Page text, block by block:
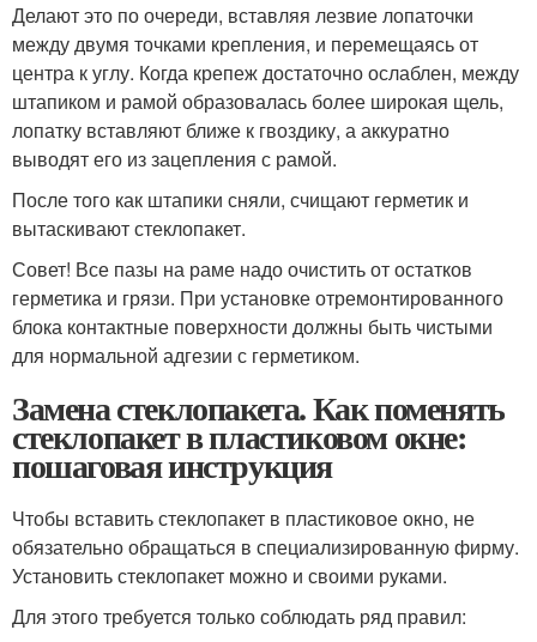
Делают это по очереди, вставляя лезвие лопаточки
между двумя точками крепления, и перемещаясь от
центра к углу. Когда крепеж достаточно ослаблен, между
штапиком и рамой образовалась более широкая щель,
лопатку вставляют ближе к гвоздику, а аккуратно
выводят его из зацепления с рамой.
После того как штапики сняли, счищают герметик и
вытаскивают стеклопакет.
Совет! Все пазы на раме надо очистить от остатков
герметика и грязи. При установке отремонтированного
блока контактные поверхности должны быть чистыми
для нормальной адгезии с герметиком.
Замена стеклопакета. Как поменять
стеклопакет в пластиковом окне:
пошаговая инструкция
Чтобы вставить стеклопакет в пластиковое окно, не
обязательно обращаться в специализированную фирму.
Установить стеклопакет можно и своими руками.
Для этого требуется только соблюдать ряд правил: